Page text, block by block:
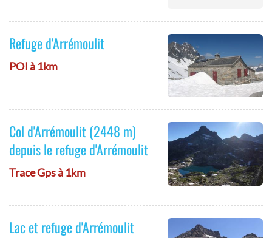
Refuge d'Arrémoulit
POI à 1km
Col d'Arrémoulit (2448 m)
depuis le refuge d'Arrémoulit
Trace Gps à 1km
Lac et refuge d'Arrémoulit